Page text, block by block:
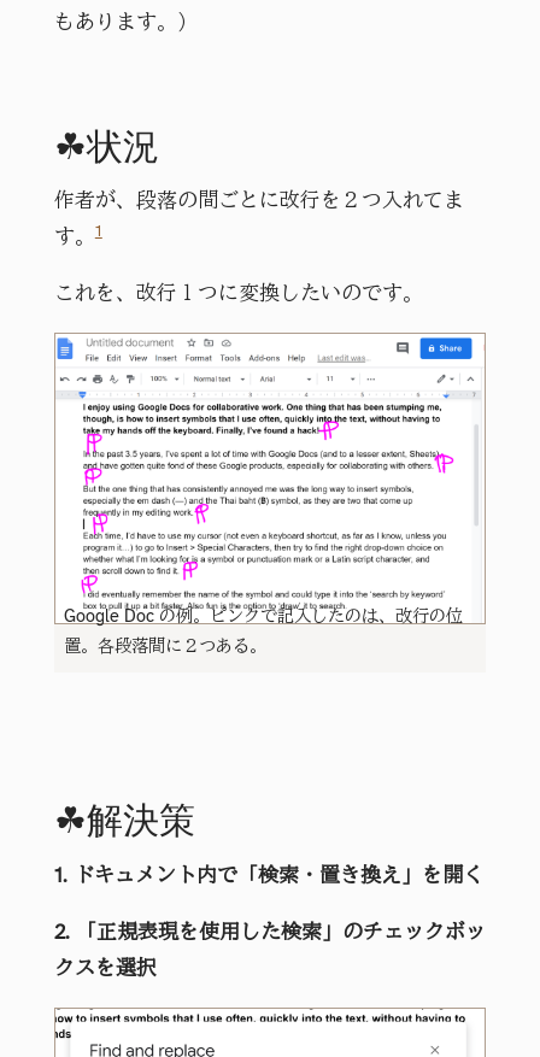
もあります。）
☘状況
作者が、段落の間ごとに改行を２つ入れてま
す。1
これを、改行１つに変換したいのです。
Google Doc の例。ピンクで記入したのは、改行の位
置。各段落間に２つある。
☘解決策
1. ドキュメント内で「検索・置き換え」を開く
2. 「正規表現を使用した検索」のチェックボッ
クスを選択